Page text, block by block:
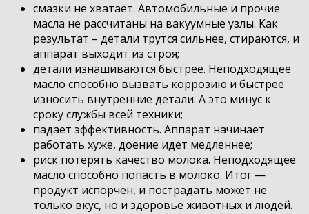
смазки не хватает. Автомобильные и прочие
масла не рассчитаны на вакуумные узлы. Как
результат – детали трутся сильнее, стираются, и
аппарат выходит из строя;
детали изнашиваются быстрее. Неподходящее
масло способно вызвать коррозию и быстрее
износить внутренние детали. А это минус к
сроку службы всей техники;
падает эффективность. Аппарат начинает
работать хуже, доение идёт медленнее;
риск потерять качество молока. Неподходящее
масло способно попасть в молоко. Итог —
продукт испорчен, и пострадать может не
только вкус, но и здоровье животных и людей.